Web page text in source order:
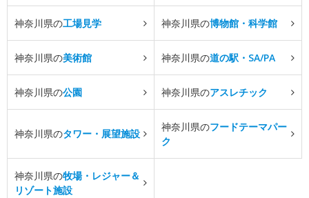
神奈川県の工場見学 神奈川県の博物館・科学館
神奈川県の美術館 神奈川県の道の駅・SA/PA
神奈川県の公園 神奈川県のアスレチック
神奈川県のタワー・展望施設
神奈川県のフードテーマパー
ク
神奈川県の牧場・レジャー＆
リゾート施設